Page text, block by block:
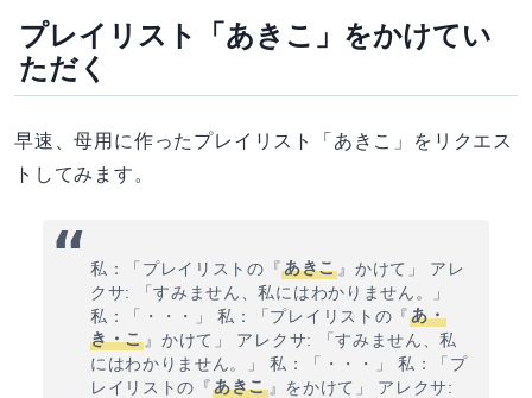
プレイリスト「あきこ」をかけてい
ただく
早速、母用に作ったプレイリスト「あきこ」をリクエス
トしてみます。
私：「プレイリストの『あきこ 』かけて」 アレ
クサ: 「すみません、私にはわかりません。」
私：「・・・」 私：「プレイリストの『 あ・
き・こ 』かけて」 アレクサ: 「すみません、私
にはわかりません。」 私：「・・・」 私：「プ
レイリストの『 あきこ』をかけて」 アレクサ: